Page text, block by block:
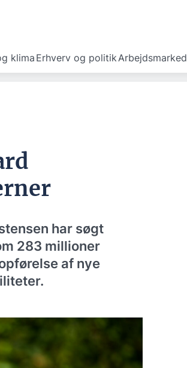
klima Erhverv og politikArbejdsmarked
har søgt
283 millioner
af nye